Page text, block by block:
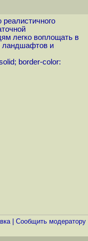
легко воплощать в
ландшафтов и
border-color:
| Cообщить модератору